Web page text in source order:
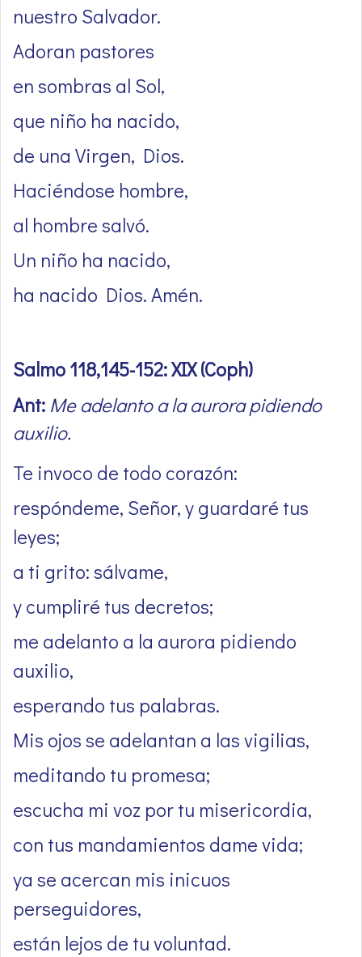
nuestro Salvador.
Adoran pastores
en sombras al Sol,
que niño ha nacido,
de una Virgen, Dios.
Haciéndose hombre,
al hombre salvó.
Un niño ha nacido,
ha nacido Dios. Amén.
Salmo 118,145-152: XIX (Coph)
Ant: Me adelanto a la aurora pidiendo
auxilio.
Te invoco de todo corazón:
respóndeme, Señor, y guardaré tus
leyes;
a ti grito: sálvame,
y cumpliré tus decretos;
me adelanto a la aurora pidiendo
auxilio,
esperando tus palabras.
Mis ojos se adelantan a las vigilias,
meditando tu promesa;
escucha mi voz por tu misericordia,
con tus mandamientos dame vida;
ya se acercan mis inicuos
perseguidores,
están lejos de tu voluntad.